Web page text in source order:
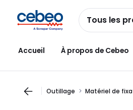
navigationau
contenu
Tous les
Accueil À propos de Cebeo
Outillage Matériel de